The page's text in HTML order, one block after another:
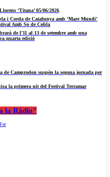
‘Titana’ 05/06/2026
i Corda de Catalunya amb ‘Mare Mundi’
Amb So de Cobla
de l’11 al 13 de setembre amb una
quarta edició
de Camprodon suspèn la segona jornada per
la primera nit del Festival Terramar
la Ràdio"